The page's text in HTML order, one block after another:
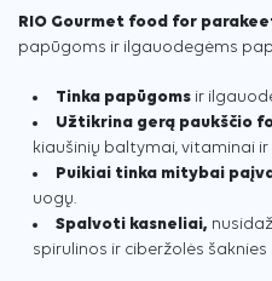
RIO Gourmet food for
papūgoms ir ilgauodegėms
Tinka papūgoms ir
Užtikrina gerą paukščio
kiaušinių baltymai, vitaminai ir
Puikiai tinka mitybai
uogų.
Spalvoti kasneliai,
spirulinos ir ciberžolės